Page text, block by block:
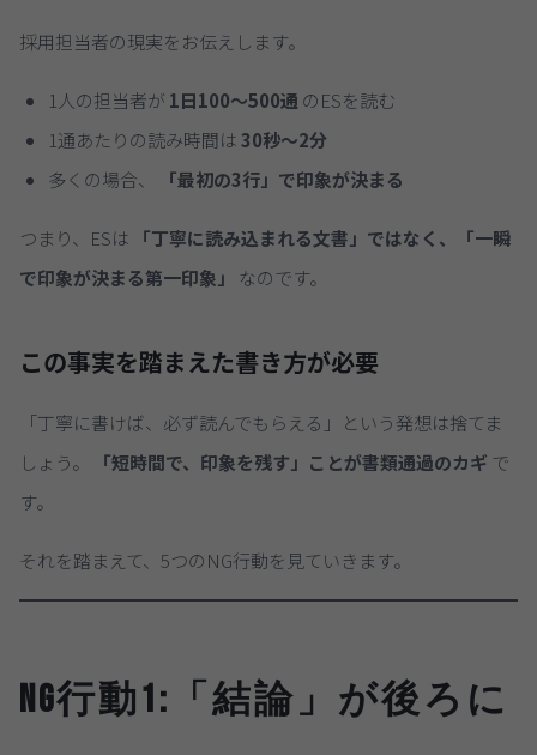
採用担当者の現実をお伝えします。
1人の担当者が1日100〜500通のESを読む
1通あたりの読み時間は30秒〜2分
多くの場合、
「最初の3行」で印象が決まる
つまり、ESは
「丁寧に読み込まれる文書」ではなく、「一瞬
で印象が決まる第一印象」
なのです。
この事実を踏まえた書き方が必要
「丁寧に書けば、必ず読んでもらえる」という発想は捨てま
しょう。
「短時間で、印象を残す」ことが書類通過のカギ で
す。
それを踏まえて、5つのNG行動を見ていきます。
NG行動1:「結論」が後ろに